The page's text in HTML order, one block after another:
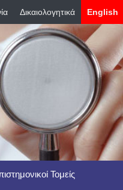
Δικαιολογητικά English
Τομείς